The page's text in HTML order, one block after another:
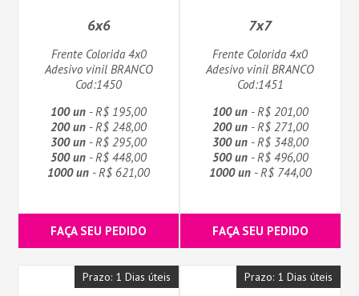
6x6
Frente Colorida 4x0
Adesivo vinil BRANCO
Cod:1450
100 un - R$ 195,00
200 un - R$ 248,00
300 un - R$ 295,00
500 un - R$ 448,00
1000 un - R$ 621,00
FAÇA SEU PEDIDO
7x7
Frente Colorida 4x0
Adesivo vinil BRANCO
Cod:1451
100 un- R$ 201,00
200 un- R$ 271,00
300 un- R$ 348,00
500 un- R$ 496,00
1000 un- R$ 744,00
FAÇA SEU PEDIDO
Prazo: 1 Dias úteis Prazo: 1 Dias úteis